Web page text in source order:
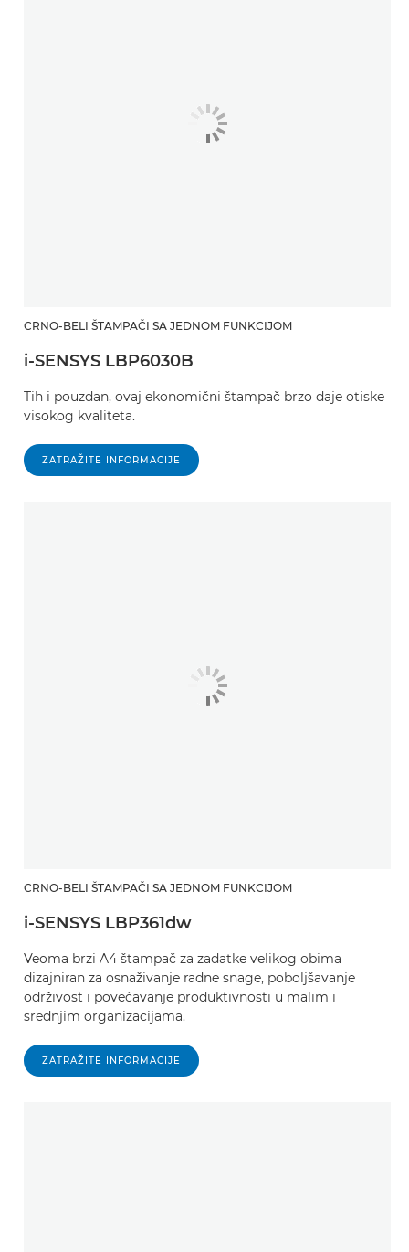
CRNO-BELI ŠTAMPAČI SA JEDNOM FUNKCIJOM
i-SENSYS LBP6030B
Tih i pouzdan, ovaj ekonomični štampač brzo daje otiske
visokog kvaliteta.
ZATRAŽITE INFORMACIJE
CRNO-BELI ŠTAMPAČI SA JEDNOM FUNKCIJOM
i-SENSYS LBP361dw
Veoma brzi A4 štampač za zadatke velikog obima
dizajniran za osnaživanje radne snage, poboljšavanje
održivost i povećavanje produktivnosti u malim i
srednjim organizacijama.
ZATRAŽITE INFORMACIJE